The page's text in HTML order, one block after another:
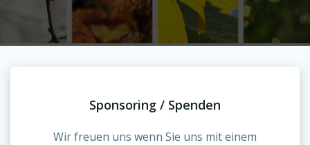
Sponsoring / Spenden
Wir freuen uns wenn Sie uns mit einem